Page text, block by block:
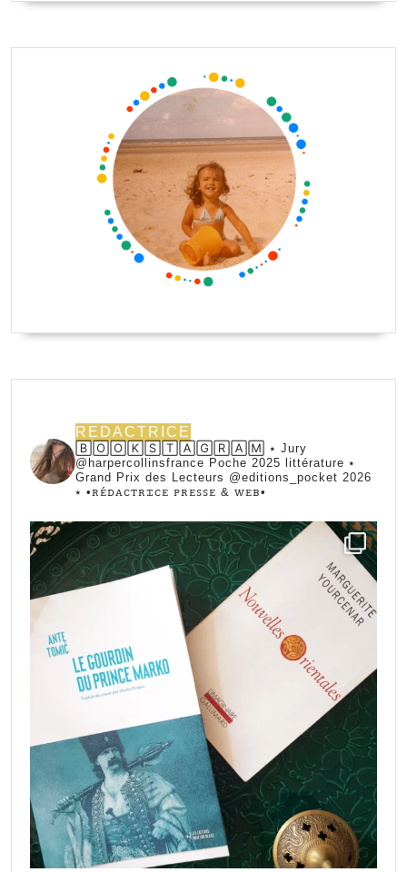
REDACTRICE
🄱🄾🄾🄺🅂🅃🄰🄶🅁🄰🄼 ⭑ Jury
@harpercollinsfrance Poche 2025 littérature ⭑
Grand Prix des Lecteurs @editions_pocket 2026
⭑ •ꭱꭼ́ꭰꭺꮯꭲꭱꮖꮯꭼ ꮲꭱꭼꮪꮪꭼ & ꮃꭼᏼ•